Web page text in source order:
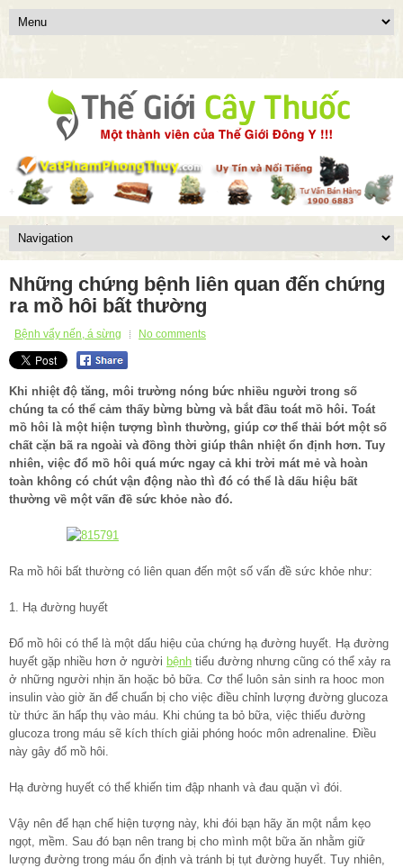
Những chứng bệnh liên quan đến chứng
ra mồ hôi bất thường
Bệnh vẩy nến, á sừng No comments
Khi nhiệt độ tăng, môi trường nóng bức nhiều người trong số
chúng ta có thể cảm thấy bừng bừng và bắt đầu toát mồ hôi. Toát
mồ hôi là một hiện tượng bình thường, giúp cơ thể thải bớt một số
chất cặn bã ra ngoài và đồng thời giúp thân nhiệt ổn định hơn. Tuy
nhiên, việc đổ mồ hôi quá mức ngay cả khi trời mát mẻ và hoàn
toàn không có chút vận động nào thì đó có thể là dấu hiệu bất
thường về một vấn đề sức khỏe nào đó.
Ra mồ hôi bất thường có liên quan đến một số vấn đề sức khỏe như:
1. Hạ đường huyết
Đổ mồ hôi có thể là một dấu hiệu của chứng hạ đường huyết. Hạ đường
huyết gặp nhiều hơn ở người bệnh tiểu đường nhưng cũng có thể xảy ra
ở những người nhịn ăn hoặc bỏ bữa. Cơ thể luôn sản sinh ra hooc mon
insulin vào giờ ăn để chuẩn bị cho việc điều chỉnh lượng đường glucoza
từ thức ăn hấp thụ vào máu. Khi chúng ta bỏ bữa, việc thiếu đường
glucoza trong máu sẽ kích thích giải phóng hoóc môn adrenaline. Điều
này gây đổ mồ hôi.
Hạ đường huyết có thể khiến tim đập nhanh và đau quặn vì đói.
Vậy nên để hạn chế hiện tượng này, khi đói bạn hãy ăn một nắm kẹo
ngọt, mềm. Sau đó bạn nên trang bị cho mình một bữa ăn nhằm giữ
lượng đường trong máu ổn định và tránh bị tụt đường huyết. Tuy nhiên,